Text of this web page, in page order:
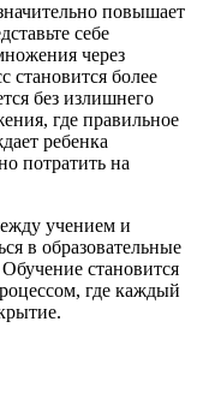
повышает
себе
через
становится более
без излишнего
где правильное
ребенка
потратить на
учением и
в образовательные
становится
где каждый